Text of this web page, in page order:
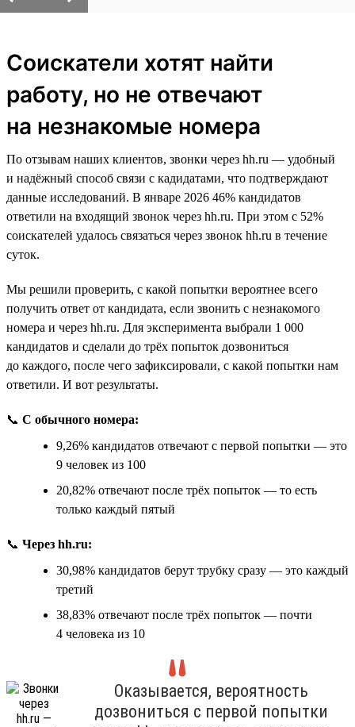
Соискатели хотят найти
работу, но не отвечают
на незнакомые номера
По отзывам наших клиентов, звонки через hh.ru — удобный
и надёжный способ связи с кадидатами, что подтверждают
данные исследований. В январе 2026 46% кандидатов
ответили на входящий звонок через hh.ru. При этом с 52%
соискателей удалось связаться через звонок hh.ru в течение
суток.
Мы решили проверить, с какой попытки вероятнее всего
получить ответ от кандидата, если звонить с незнакомого
номера и через hh.ru. Для эксперимента выбрали 1 000
кандидатов и сделали до трёх попыток дозвониться
до каждого, после чего зафиксировали, с какой попытки нам
ответили. И вот результаты.
📞 С обычного номера:
9,26% кандидатов отвечают с первой попытки — это
9 человек из 100
20,82% отвечают после трёх попыток — то есть
только каждый пятый
📞 Через hh.ru:
30,98% кандидатов берут трубку сразу — это каждый
третий
38,83% отвечают после трёх попыток — почти
4 человека из 10
Оказывается, вероятность
дозвониться с первой попытки